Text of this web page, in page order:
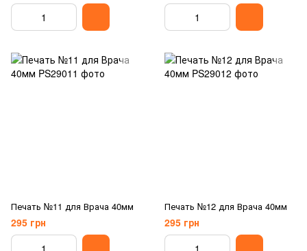
Печать №11 для Врача 40мм
295 грн
Печать №12 для Врача 40мм
295 грн